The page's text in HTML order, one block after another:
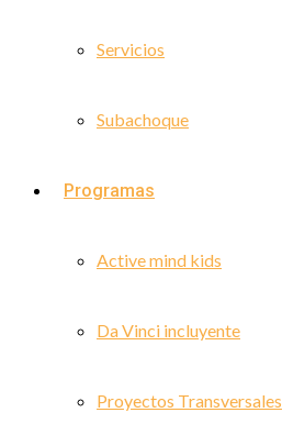
Servicios
Subachoque
Programas
Active mind kids
Da Vinci incluyente
Proyectos Transversales